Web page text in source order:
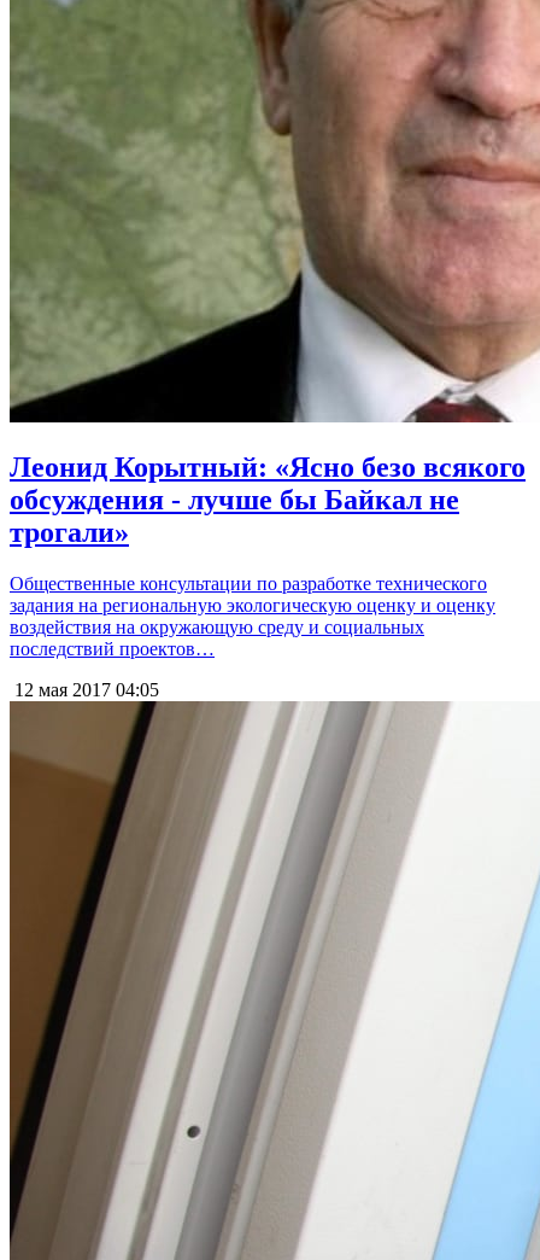
Леонид Корытный: «Ясно безо всякого
обсуждения - лучше бы Байкал не
трогали»
Общественные консультации по разработке технического
задания на региональную экологическую оценку и оценку
воздействия на окружающую среду и социальных
последствий проектов…
12 мая 2017 04:05